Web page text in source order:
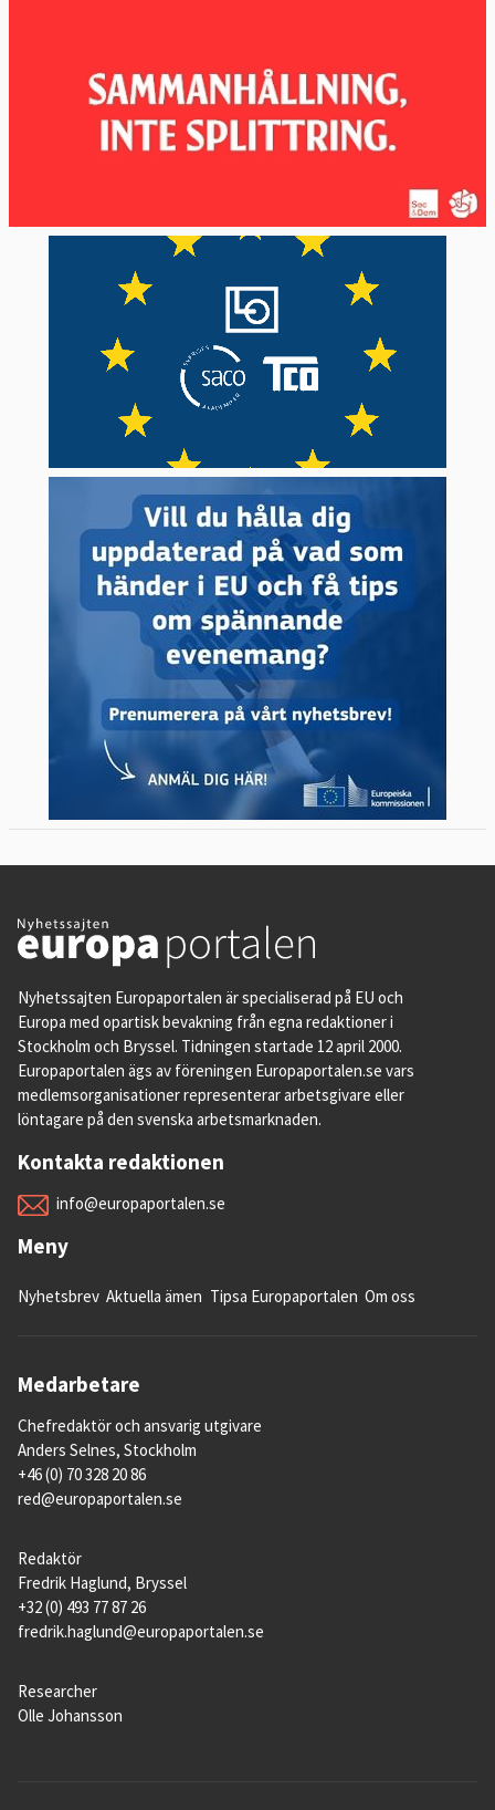
Nyhetssajten Europaportalen är specialiserad på EU och
Europa med opartisk bevakning från egna redaktioner i
Stockholm och Bryssel. Tidningen startade 12 april 2000.
Europaportalen ägs av föreningen Europaportalen.se vars
medlemsorganisationer representerar arbetsgivare eller
löntagare på den svenska arbetsmarknaden.
Kontakta redaktionen
info@europaportalen.se
Meny
Nyhetsbrev Aktuella ämen Tipsa Europaportalen Om oss
Medarbetare
Chefredaktör och ansvarig utgivare
Anders Selnes, Stockholm
+46 (0) 70 328 20 86
red@europaportalen.se
Redaktör
Fredrik Haglund, Bryssel
+32 (0) 493 77 87 26
fredrik.haglund@europaportalen.se
Researcher
Olle Johansson